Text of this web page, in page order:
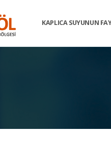
KAPLICA SUYUNUN